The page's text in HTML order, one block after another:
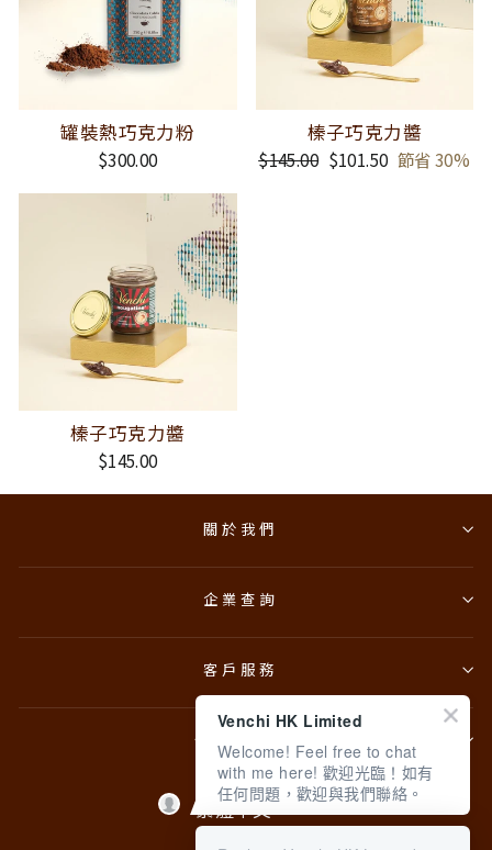
罐裝熱巧克力粉
$300.00
榛子巧克力醬
正
$145.00 銷
$101.50 節省 30%
榛子巧克力醬
$145.00
關於我們
企業查詢
客戶服務
條款與政策
Language
繁體中文
Venchi HK Limited
Welcome! Feel free to chat
with me here! 歡迎光臨！如有
任何問題，歡迎與我們聯絡。